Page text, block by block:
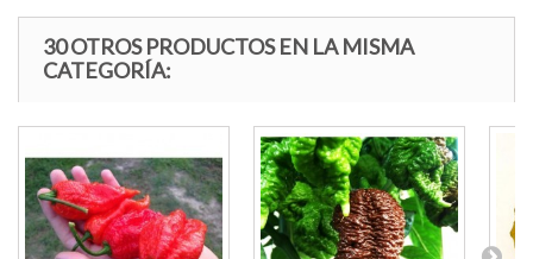
30 OTROS PRODUCTOS EN LA MISMA
CATEGORÍA: